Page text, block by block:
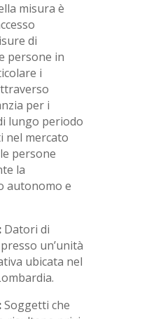
misura è
di
persone in
i
per i
lungo periodo
nel mercato
persone
la
autonomo e
Datori di
un’unità
ubicata nel
Soggetti che